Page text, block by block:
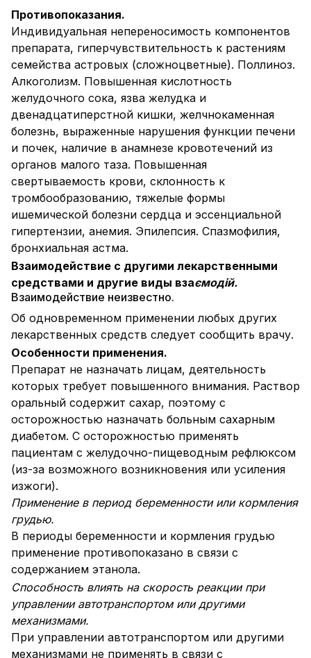
Противопоказания.
Индивидуальная непереносимость компонентов
препарата, гиперчувствительность к растениям
семейства астровых (сложноцветные). Поллиноз.
Алкоголизм. Повышенная кислотность
желудочного сока, язва желудка и
двенадцатиперстной кишки, желчнокаменная
болезнь, выраженные нарушения функции печени
и почек, наличие в анамнезе кровотечений из
органов малого таза. Повышенная
свертываемость крови, склонность к
тромбообразованию, тяжелые формы
ишемической болезни сердца и эссенциальной
гипертензии, анемия. Эпилепсия. Спазмофилия,
бронхиальная астма.
Взаимодействие с другими лекарственными
средствами и другие виды взаємодій.
Взаимодействие неизвестно.
Об одновременном применении любых других
лекарственных средств следует сообщить врачу.
Особенности применения.
Препарат не назначать лицам, деятельность
которых требует повышенного внимания. Раствор
оральный содержит сахар, поэтому с
осторожностью назначать больным сахарным
диабетом. С осторожностью применять
пациентам с желудочно-пищеводным рефлюксом
(из-за возможного возникновения или усиления
изжоги).
Применение в период беременности или кормления
грудью.
В периоды беременности и кормления грудью
применение противопоказано в связи с
содержанием этанола.
Способность влиять на скорость реакции при
управлении автотранспортом или другими
механизмами.
При управлении автотранспортом или другими
механизмами не применять в связи с